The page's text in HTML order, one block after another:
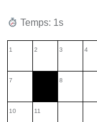
Temps: 2s
1 2 3 4
7 8
10 11